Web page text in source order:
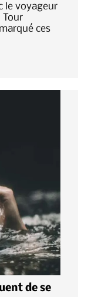
le voyageur
Tour
ces
de se